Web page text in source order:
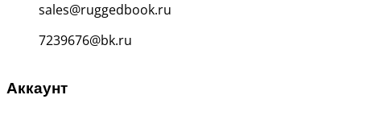
sales@ruggedbook.ru
7239676@bk.ru
Аккаунт